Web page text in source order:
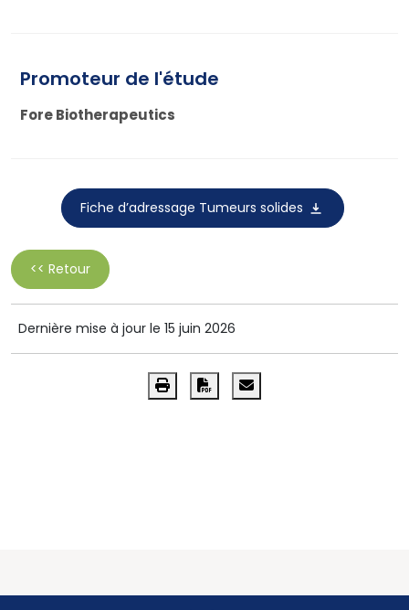
Promoteur de l'étude
Fore Biotherapeutics
Fiche d’adressage Tumeurs solides
<< Retour
Dernière mise à jour le 15 juin 2026